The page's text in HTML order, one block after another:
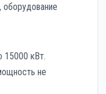
кВт.
не